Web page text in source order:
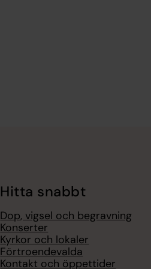
Hitta snabbt
Dop, vigsel och begravning
Konserter
Kyrkor och lokaler
Förtroendevalda
Kontakt och öppettider